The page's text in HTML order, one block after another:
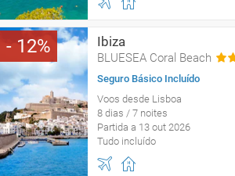
12 Ibiza
BLUESEA Coral Beach
Seguro Básico Incluído
Voos desde Lisboa
8 dias / 7 noites
Partida a 13 out 2026
Tudo incluído